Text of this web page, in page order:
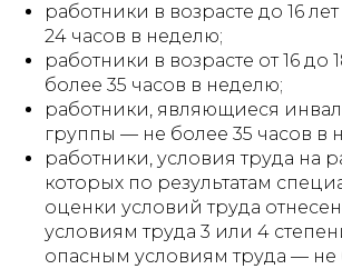
работники в возрасте до 16
24 часов в неделю;
работники в возрасте от 16 до
более 35 часов в неделю;
работники, являющиеся
группы — не более 35 часов в
работники, условия труда на
которых по результатам
оценки условий труда
условиям труда 3 или 4
опасным условиям труда — не